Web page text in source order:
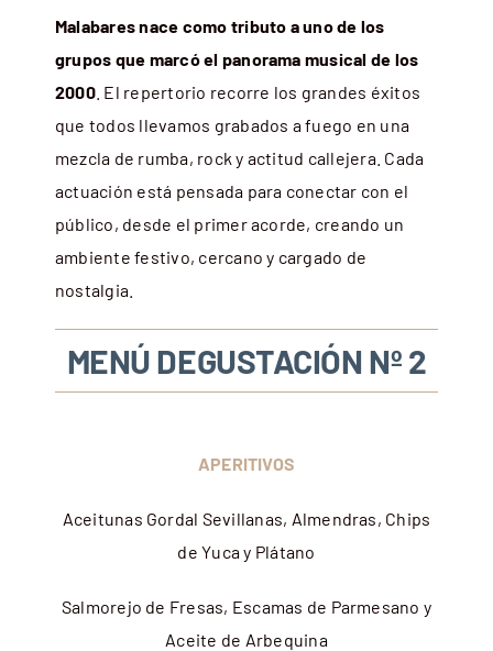
Malabares nace como tributo a uno de los
grupos que marcó el panorama musical de los
2000. El repertorio recorre los grandes éxitos
que todos llevamos grabados a fuego en una
mezcla de rumba, rock y actitud callejera. Cada
actuación está pensada para conectar con el
público, desde el primer acorde, creando un
ambiente festivo, cercano y cargado de
nostalgia.
MENÚ DEGUSTACIÓNNº 2
APERITIVOS
Aceitunas Gordal Sevillanas, Almendras, Chips
de Yuca y Plátano
Salmorejo de Fresas, Escamas de Parmesano y
Aceite de Arbequina